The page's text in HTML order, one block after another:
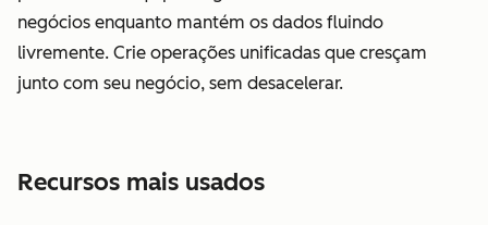
negócios enquanto mantém os dados fluindo
livremente. Crie operações unificadas que cresçam
junto com seu negócio, sem desacelerar.
Recursos mais usados